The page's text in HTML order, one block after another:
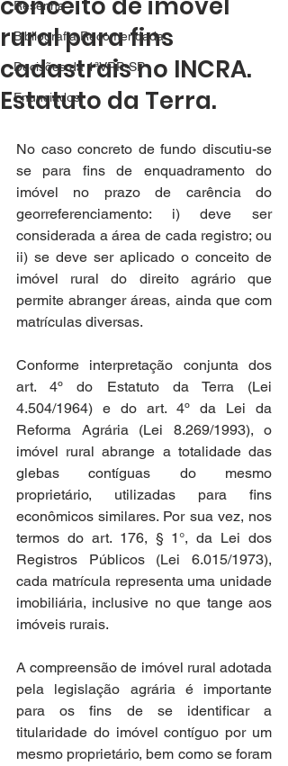
Resenha
Bibliografia Recomendada
Decisões da 1ªVRP-SP
Enunciados
rural para fins
cadastrais no INCRA.
Estatuto da Terra.
No caso concreto de fundo discutiu-se
se para fins de enquadramento do
imóvel no prazo de carência do
georreferenciamento: i) deve ser
considerada a área de cada registro; ou
ii) se deve ser aplicado o conceito de
imóvel rural do direito agrário que
permite abranger áreas, ainda que com
matrículas diversas.
Conforme interpretação conjunta dos
art. 4º do Estatuto da Terra (Lei
4.504/1964) e do art. 4º da Lei da
Reforma Agrária (Lei 8.269/1993), o
imóvel rural abrange a totalidade das
glebas contíguas do mesmo
proprietário, utilizadas para fins
econômicos similares. Por sua vez, nos
termos do art. 176, § 1°, da Lei dos
Registros Públicos (Lei 6.015/1973),
cada matrícula representa uma unidade
imobiliária, inclusive no que tange aos
imóveis rurais.
A compreensão de imóvel rural adotada
pela legislação agrária é importante
para os fins de se identificar a
titularidade do imóvel contíguo por um
mesmo proprietário, bem como se foram